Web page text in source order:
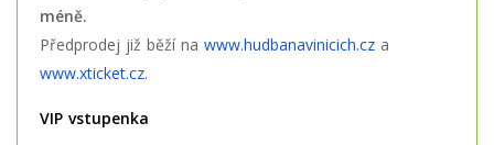
méně.
Předprodej již běží na www.hudbanavinicich.cz a
www.xticket.cz.
VIP vstupenka